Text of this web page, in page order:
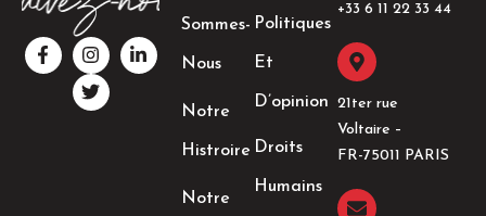
F
a
c
I
n
s
t
a
L
i
n
T
w
i
t
t
Sommes-
Nous
Notre
Histroire
Notre
Politiques
Et
D’opinion
Droits
Humains
+33 6 11 22 33 44​
21ter rue
Voltaire –
FR-75011 PARIS